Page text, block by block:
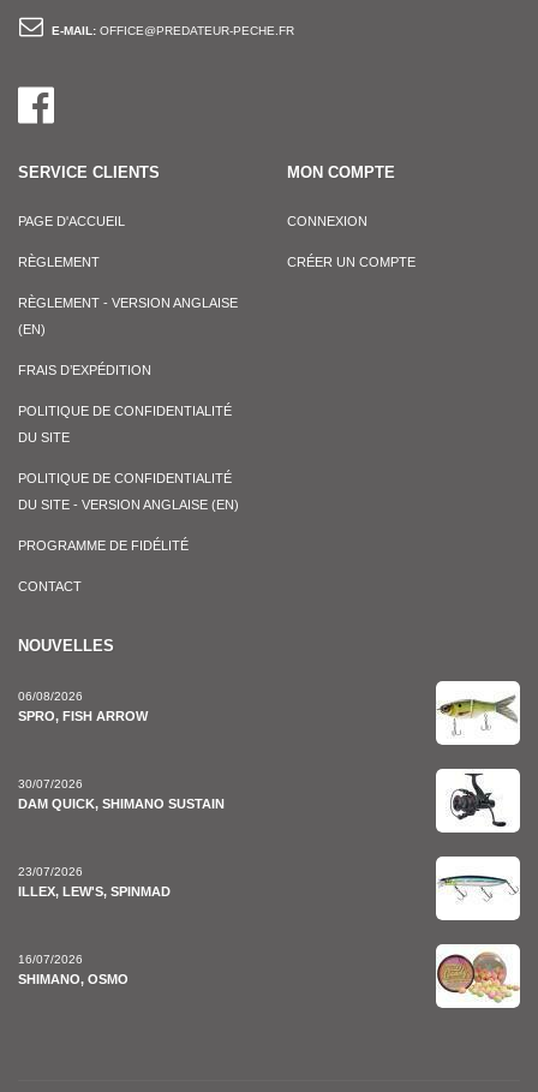
E-MAIL: OFFICE@PREDATEUR-PECHE.FR
SERVICE CLIENTS
PAGE D'ACCUEIL
RÈGLEMENT
RÈGLEMENT - VERSION ANGLAISE
(EN)
FRAIS D’EXPÉDITION
POLITIQUE DE CONFIDENTIALITÉ
DU SITE
POLITIQUE DE CONFIDENTIALITÉ
DU SITE - VERSION ANGLAISE (EN)
PROGRAMME DE FIDÉLITÉ
CONTACT
MON COMPTE
CONNEXION
CRÉER UN COMPTE
NOUVELLES
06/08/2026
SPRO, FISH ARROW
30/07/2026
DAM QUICK, SHIMANO SUSTAIN
23/07/2026
ILLEX, LEW'S, SPINMAD
16/07/2026
SHIMANO, OSMO